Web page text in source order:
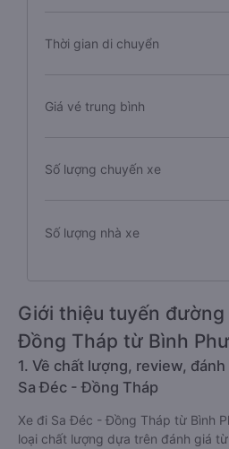
Thời gian di chuyển
Giá vé trung bình
Số lượng chuyến xe
Số lượng nhà xe
Giới thiệu tuyến
Đồng Tháp từ Bình
1. Về chất lượng, review,
Sa Đéc - Đồng Tháp
Xe đi Sa Đéc - Đồng Tháp từ Bình
loại chất lượng dựa trên đánh giá